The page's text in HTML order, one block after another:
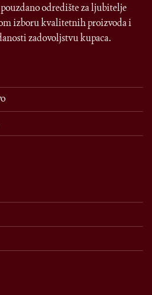
odredište za ljubitelje
izboru kvalitetnih proizvoda i
zadovoljstvu kupaca.